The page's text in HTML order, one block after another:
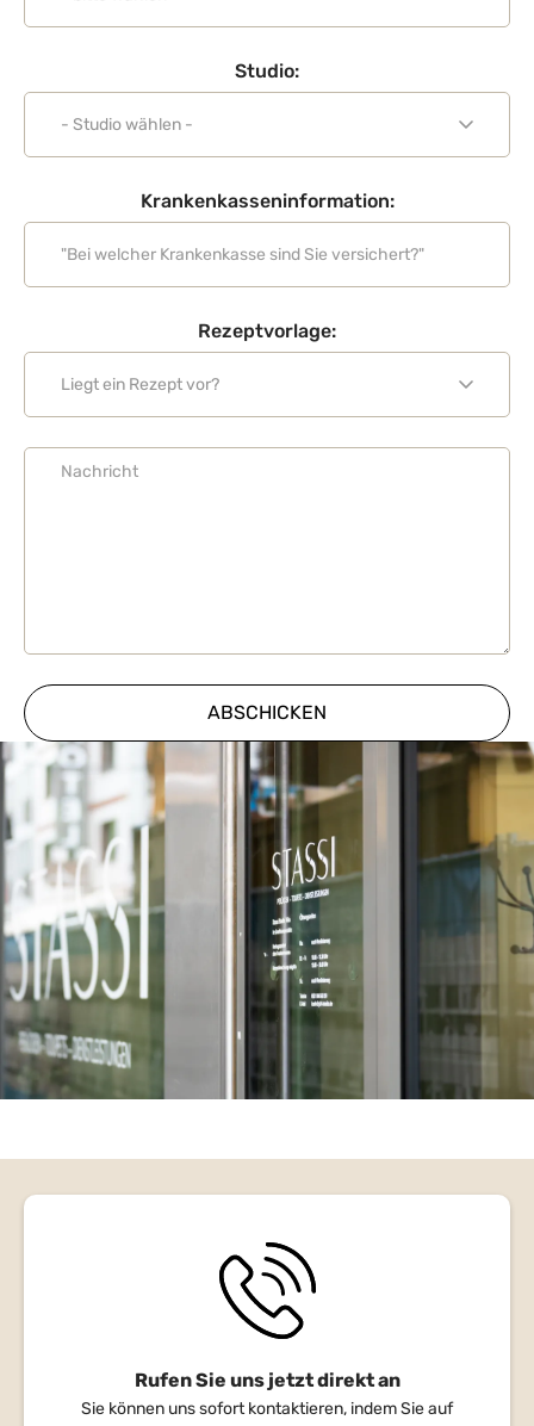
Studio:
Krankenkasseninformation:
Rezeptvorlage:
Rufen Sie uns jetzt direkt an
Sie können uns sofort kontaktieren, indem Sie auf